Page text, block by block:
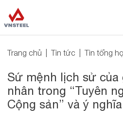
Trang chủ Tin tức Tin tổng
Sứ mệnh lịch sử của
nhân trong “Tuyên
Cộng sản” và ý